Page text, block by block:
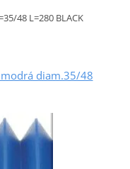
48 L=280 BLACK
modrá diam.35/48